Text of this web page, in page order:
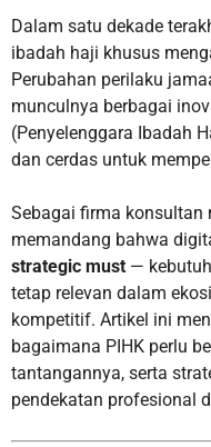
Dalam satu dekade
ibadah haji khusus
Perubahan perilaku
munculnya berbagai
(Penyelenggara Ibadah
dan cerdas untuk
Sebagai firma konsultan
memandang bahwa
strategic must —
tetap relevan dalam
kompetitif. Artikel ini
bagaimana PIHK perlu
tantangannya, serta
pendekatan profesional